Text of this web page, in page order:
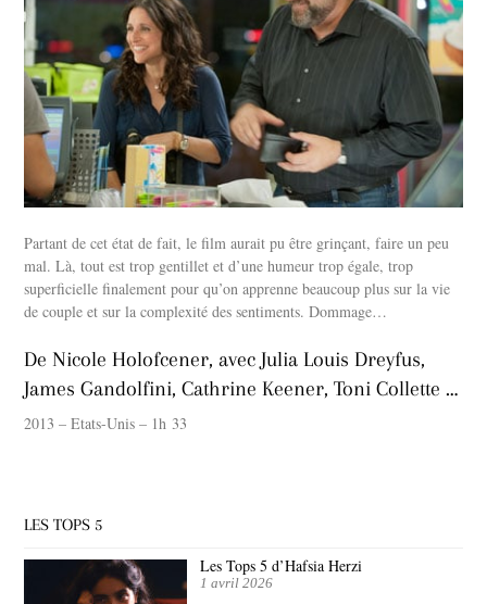
Partant de cet état de fait, le film aurait pu être grinçant, faire un peu
mal. Là, tout est trop gentillet et d’une humeur trop égale, trop
superficielle finalement pour qu’on apprenne beaucoup plus sur la vie
de couple et sur la complexité des sentiments. Dommage…
De Nicole Holofcener, avec Julia Louis Dreyfus,
James Gandolfini, Cathrine Keener, Toni Collette …
2013 – Etats-Unis – 1h 33
LES TOPS 5
Les Tops 5 d’Hafsia Herzi
1 avril 2026